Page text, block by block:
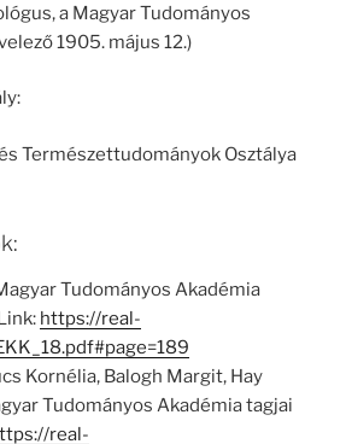
a Magyar Tudományos
1905. május 12.)
Természettudományok Osztálya
Tudományos Akadémia
https://real-
Kornélia, Balogh Margit, Hay
Tudományos Akadémia tagjai
real-